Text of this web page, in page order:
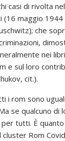
casi di rivolta
(16 maggio
che
nei
e sul loro
cit.).
i rom sono
se qualcuno
per tutti. È
cluster Rom